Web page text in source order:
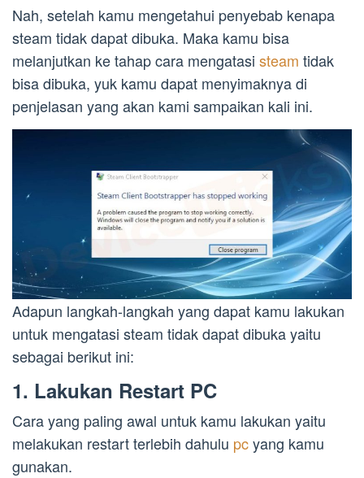
Nah, setelah kamu mengetahui penyebab kenapa
steam tidak dapat dibuka. Maka kamu bisa
melanjutkan ke tahap cara mengatasi steam tidak
bisa dibuka, yuk kamu dapat menyimaknya di
penjelasan yang akan kami sampaikan kali ini.
Adapun langkah-langkah yang dapat kamu lakukan
untuk mengatasi steam tidak dapat dibuka yaitu
sebagai berikut ini:
1. Lakukan Restart PC
Cara yang paling awal untuk kamu lakukan yaitu
melakukan restart terlebih dahulu pcyang kamu
gunakan.